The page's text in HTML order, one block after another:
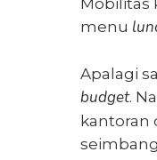
Mobilitas
menu
Apalagi
budget.
kantoran